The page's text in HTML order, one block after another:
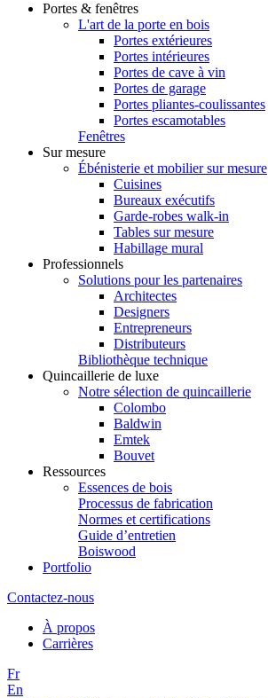
Portes & fenêtres
L'art de la porte en bois
Portes extérieures
Portes intérieures
Portes de cave à vin
Portes de garage
Portes pliantes-coulissantes
Portes escamotables
Fenêtres
Sur mesure
Ébénisterie et mobilier sur mesure
Cuisines
Bureaux exécutifs
Garde-robes walk-in
Tables sur mesure
Habillage mural
Professionnels
Solutions pour les partenaires
Architectes
Designers
Entrepreneurs
Distributeurs
Bibliothèque technique
Quincaillerie de luxe
Notre sélection de quincaillerie
Colombo
Baldwin
Emtek
Bouvet
Ressources
Essences de bois
Processus de fabrication
Normes et certifications
Guide d’entretien
Boiswood
Portfolio
Contactez-nous
À propos
Carrières
Fr
En